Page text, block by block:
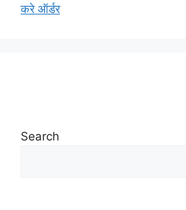
करे ऑर्डर
Search